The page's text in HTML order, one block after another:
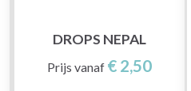
DROPS NEPAL
Prijs vanaf € 2,50